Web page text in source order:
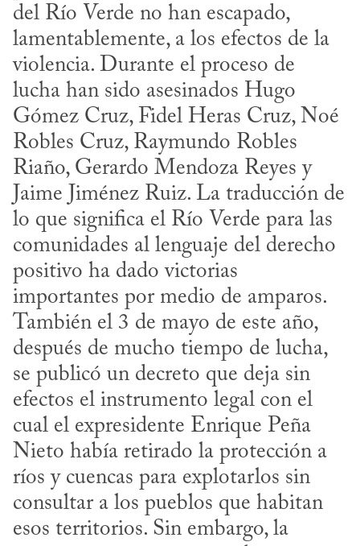
del Río Verde no han escapado,
lamentablemente, a los efectos de la
violencia. Durante el proceso de
lucha han sido asesinados Hugo
Gómez Cruz, Fidel Heras Cruz, Noé
Robles Cruz, Raymundo Robles
Riaño, Gerardo Mendoza Reyes y
Jaime Jiménez Ruiz. La traducción de
lo que significa el Río Verde para las
comunidades al lenguaje del derecho
positivo ha dado victorias
importantes por medio de amparos.
También el 3 de mayo de este año,
después de mucho tiempo de lucha,
se publicó un decreto que deja sin
efectos el instrumento legal con el
cual el expresidente Enrique Peña
Nieto había retirado la protección a
ríos y cuencas para explotarlos sin
consultar a los pueblos que habitan
esos territorios. Sin embargo, la